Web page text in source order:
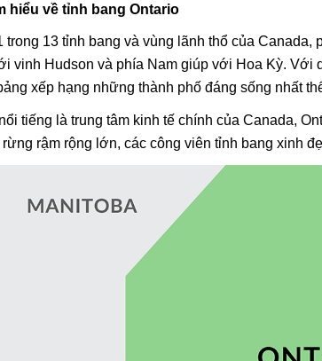
hiểu về tỉnh bang Ontario
trong 13 tỉnh bang và vùng lãnh thổ của
vinh Hudson và phía Nam giúp với Hoa Kỳ.
xếp hạng những thành phố đáng sống nhất
tiếng là trung tâm kinh tế chính của Canada,
rậm rộng lớn, các công viên tỉnh bang xinh